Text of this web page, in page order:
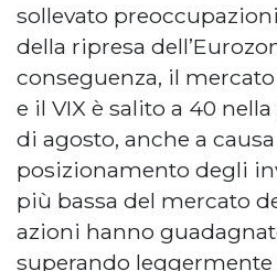
sollevato
della ripresa
conseguenza, il
e il VIX è salito a 40
di agosto, anche a causa
posizionamento degli
più bassa del mercato
azioni hanno
superando